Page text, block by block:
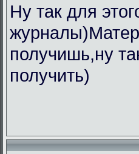
Ну так для
получишь,ну
получить)